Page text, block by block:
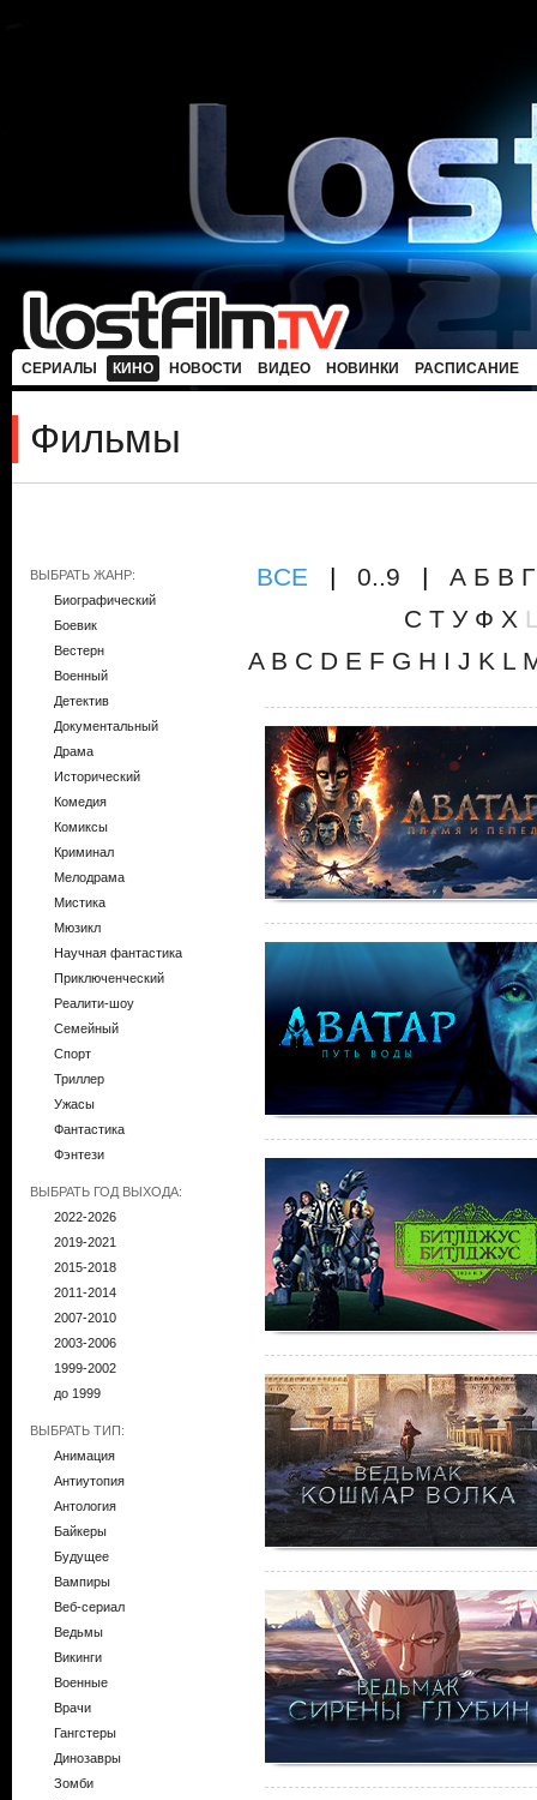
СЕРИАЛЫ КИНО НОВОСТИ ВИДЕО НОВИНКИ РАСПИСАНИЕ
Фильмы
ВЫБРАТЬ ЖАНР:
Биографический
Боевик
Вестерн
Военный
Детектив
Документальный
Драма
Исторический
Комедия
Комиксы
Криминал
Мелодрама
Мистика
Мюзикл
Научная фантастика
Приключенческий
Реалити-шоу
Семейный
Спорт
Триллер
Ужасы
Фантастика
Фэнтези
ВЫБРАТЬ ГОД ВЫХОДА:
2022-2026
2019-2021
2015-2018
2011-2014
2007-2010
2003-2006
1999-2002
до 1999
ВЫБРАТЬ ТИП:
Анимация
Антиутопия
Антология
Байкеры
Будущее
Вампиры
Веб-сериал
Ведьмы
Викинги
Военные
Врачи
Гангстеры
Динозавры
Зомби
ВCE | 0..9 | А Б В Г
С Т У Ф Х
A B C D E F G H I J K L